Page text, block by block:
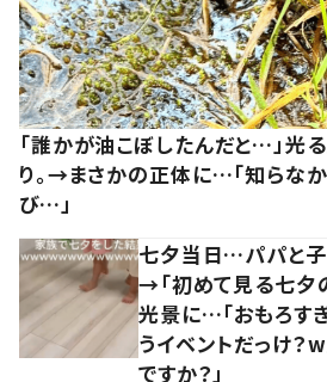
「誰かが油こぼしたんだと…」光
り。→まさかの正体に…「知らなか
び…」
七夕当日…パパと子
→「初めて見る七夕
光景に…「おもろす
うイベントだっけ？
ですか？」